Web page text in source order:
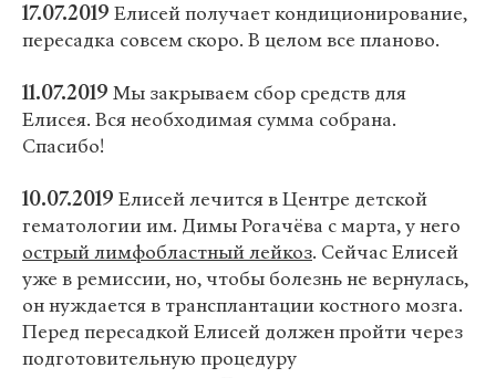
17.07.2019 Елисей получает кондиционирование,
пересадка совсем скоро. В целом все планово.
11.07.2019 Мы закрываем сбор средств для
Елисея. Вся необходимая сумма собрана.
Спасибо!
10.07.2019 Елисей лечится в Центре детской
гематологии им. Димы Рогачёва с марта, у него
острый лимфобластный лейкоз. Сейчас Елисей
уже в ремиссии, но, чтобы болезнь не вернулась,
он нуждается в трансплантации костного мозга.
Перед пересадкой Елисей должен пройти через
подготовительную процедуру